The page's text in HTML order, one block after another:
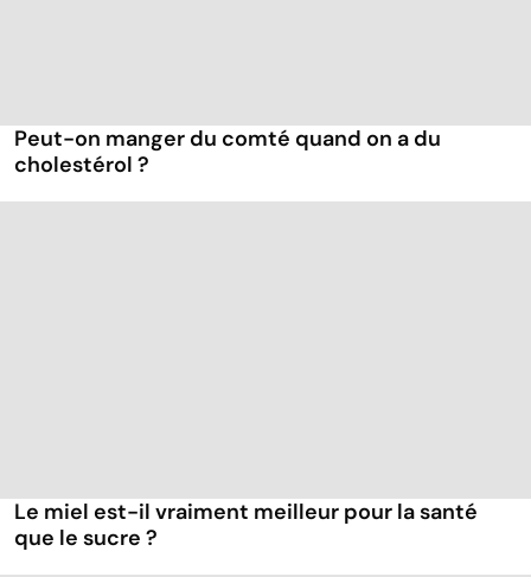
Peut-on manger du comté quand on a du
cholestérol ?
Le miel est-il vraiment meilleur pour la santé
que le sucre ?